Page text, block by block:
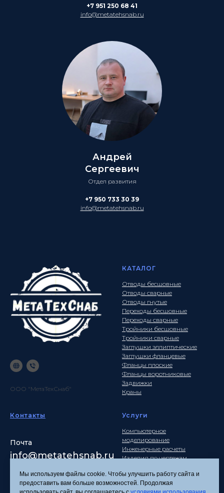
+7 951 250 68 41
info@metatehsnab.ru
Андрей
Сергеевич
Отдел развития
+7 950 733 30 39
info@metatehsnab.ru
ООО "МетаТехСнаб"
КАТАЛОГ
Отводы бесшовные
Отводы сварные
Отводы гнутые
Переходы бесшовные
Переходы сварные
Тройники бесшовные
Тройники сварные
Заглушки эллиптические
Заглушки фланцевые
Фланцы плоские
Фланцы воротниковые
Задвижки
Краны
Контакты
Почта
info@metatehsnab.ru
Услуги
Компьютерное
моделирование
Инженерные расчеты
Изделия по чертежам
Мы используем файлы cookie. Чтобы улучшить работу сайта и
предоставить вам больше возможностей. Продолжая